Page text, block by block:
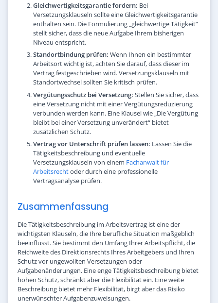
Gleichwertigkeitsgarantie fordern: Bei
Versetzungsklauseln sollte eine Gleichwertigkeitsgarantie
enthalten sein. Die Formulierung „gleichwertige Tätigkeit“
stellt sicher, dass die neue Aufgabe Ihrem bisherigen
Niveau entspricht.
Standortbindung prüfen: Wenn Ihnen ein bestimmter
Arbeitsort wichtig ist, achten Sie darauf, dass dieser im
Vertrag festgeschrieben wird. Versetzungsklauseln mit
Standortwechsel sollten Sie kritisch prüfen.
Vergütungsschutz bei Versetzung: Stellen Sie sicher, dass
eine Versetzung nicht mit einer Vergütungsreduzierung
verbunden werden kann. Eine Klausel wie „Die Vergütung
bleibt bei einer Versetzung unverändert“ bietet
zusätzlichen Schutz.
Vertrag vor Unterschrift prüfen lassen: Lassen Sie die
Tätigkeitsbeschreibung und eventuelle
Versetzungsklauseln von einem Fachanwalt für
Arbeitsrechtoder durch eine professionelle
Vertragsanalyse prüfen.
Zusammenfassung
Die Tätigkeitsbeschreibung im Arbeitsvertrag ist eine der
wichtigsten Klauseln, die Ihre berufliche Situation maßgeblich
beeinflusst. Sie bestimmt den Umfang Ihrer Arbeitspflicht, die
Reichweite des Direktionsrechts Ihres Arbeitgebers und Ihren
Schutz vor ungewollten Versetzungen oder
Aufgabenänderungen. Eine enge Tätigkeitsbeschreibung bietet
hohen Schutz, schränkt aber die Flexibilität ein. Eine weite
Beschreibung bietet mehr Flexibilität, birgt aber das Risiko
unerwünschter Aufgabenzuweisungen.